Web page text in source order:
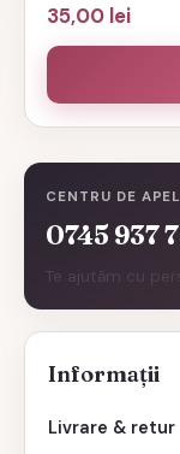
CENTRU DE APEL
0745 937
Te ajutăm cu
Informații
Livrare & retur
35,00 lei